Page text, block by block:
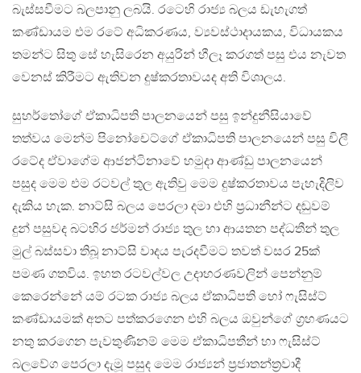
බැස්සවීමට බලපානු ලබයි. රටෙහි රාජ්‍ය බලය ඩැහැගත්
කණ්ඩායම එම රටේ අධිකරණය, ව්‍යවස්ථාදායකය, විධායකය
තමන්ට සිතු සේ හැසිරෙන අයුරින් හීලෑ කරගත් පසු එය නැවත
වෙනස් කිරීමට ඇතිවන දුෂ්කරතාවයද අති විශාලය.
සුහර්තෝගේ ඒකාධිපති පාලනයෙන් පසු ඉන්දුනීසියාවේ
තත්වය මෙන්ම පිනෝචෙට්ගේ ඒකාධිපති පාලනයෙන් පසු චිලී
රටේද ඒවාගේම ආජන්ටිනාවේ හමුදා ආණ්ඩු පාලනයෙන්
පසුද මෙම එම රටවල් තුල ඇතිවු මෙම දුෂ්කරතාවය පැහැදිලිව
දැකිය හැක. නාට්සි බලය පෙරලා දමා එහි ප්‍රධානීන්ට දඬුවම්
දුන් පසුවද බටහිර ජර්මන් රාජ්‍ය තුල හා ආයතන පද්ධතීන් තුල
මුල් බස්සවා තිබූ නාට්සි වාදය පැරදවීමට තවත් වසර 25ක්
පමණ ගතවිය. ඉහත රටවල්වල උදාහරණවලින් පෙන්නුම්
කෙරෙන්නේ යම් රටක රාජ්‍ය බලය ඒකාධිපති හෝ ෆැසිස්ට්
කණ්ඩායමක් අතට පත්කරගෙන එහි බලය ඔවුන්ගේ ග්‍රහණයට
නතු කරගෙන පැවතුණිනම් මෙම ඒකාධිපතීන් හා ෆැසිස්ට්
බලවේග පෙරලා දැමූ පසුද මෙම රාජ්‍යන් ප්‍රජාතන්ත්‍රවාදී